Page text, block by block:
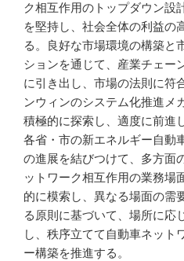
ク相互作用のトップダウン設
を堅持し、社会全体の利益の
る。良好な市場環境の構築と
ションを通じて、産業チェー
に引き出し、市場の法則に符
ンウィンのシステム化推進メ
積極的に探索し、適度に前進
各省・市の新エネルギー自動
の進展を結びつけて、多方面
ットワーク相互作用の業務場
的に模索し、異なる場面の需
る原則に基づいて、場所に応
し、秩序立てて自動車ネット
ー構築を推進する。